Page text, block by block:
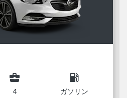
business_center
4
local_gas_station
ガソリン